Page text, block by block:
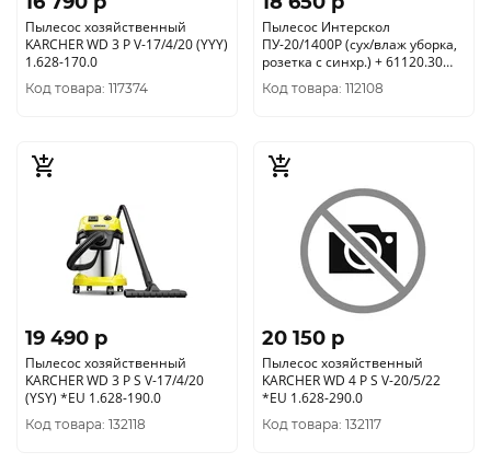
Пылесос хозяйственный
KARCHER WD 3 P V-17/4/20 (YYY)
1.628-170.0
Код товара: 117374
Пылесос Интерскол
ПУ-20/1400Р (сух/влаж уборка,
розетка с синхр.) + 61120.30
компл. мешков в подарок
Код товара: 112108
19 490 p
Пылесос хозяйственный
KARCHER WD 3 P S V-17/4/20
(YSY) *EU 1.628-190.0
Код товара: 132118
20 150 p
Пылесос хозяйственный
KARCHER WD 4 P S V-20/5/22
*EU 1.628-290.0
Код товара: 132117